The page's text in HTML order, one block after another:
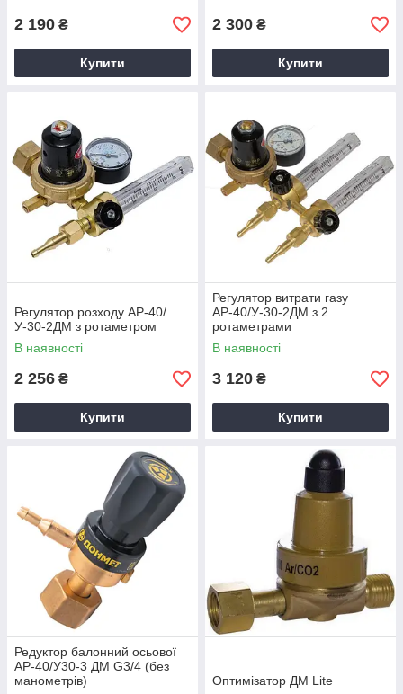
2 190 ₴
Купити
2 300 ₴
Купити
Регулятор розходу АР-40/
У-30-2ДМ з ротаметром
В наявності
2 256 ₴
Купити
Регулятор витрати газу
АР-40/У-30-2ДМ з 2
ротаметрами
В наявності
3 120 ₴
Купити
Редуктор балонний осьової
АР-40/У30-3 ДМ G3/4 (без
манометрів)
Оптимізатор ДМ Lite